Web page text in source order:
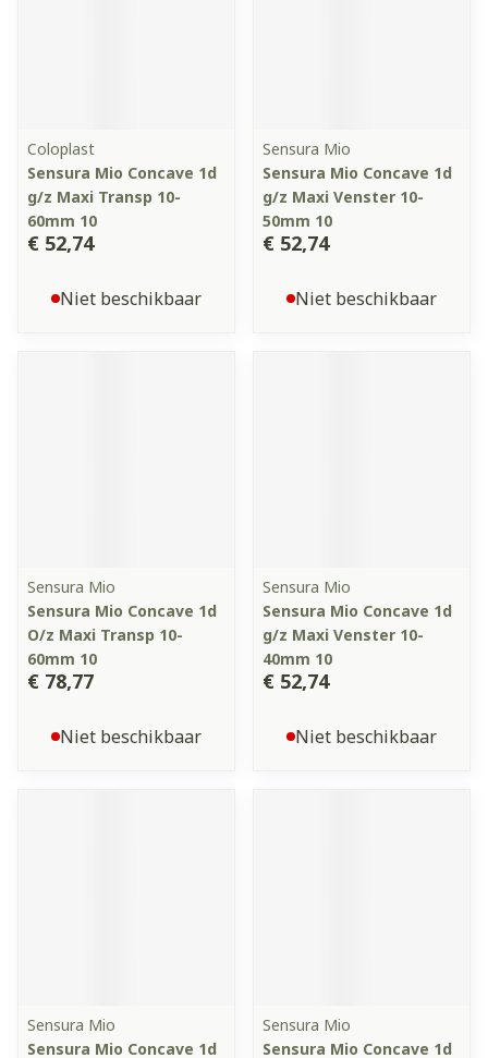
Coloplast
Sensura Mio Concave 1d
g/z Maxi Transp 10-
60mm 10
€ 52,74
Niet beschikbaar
Sensura Mio
Sensura Mio Concave 1d
g/z Maxi Venster 10-
50mm 10
€ 52,74
Niet beschikbaar
Sensura Mio
Sensura Mio Concave 1d
O/z Maxi Transp 10-
60mm 10
€ 78,77
Niet beschikbaar
Sensura Mio
Sensura Mio Concave 1d
g/z Maxi Venster 10-
40mm 10
€ 52,74
Niet beschikbaar
Sensura Mio
Sensura Mio Concave 1d
Sensura Mio
Sensura Mio Concave 1d